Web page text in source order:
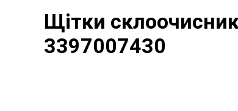
Щітки
3397007430